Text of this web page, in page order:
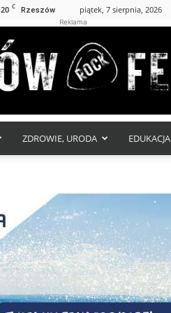
20 C Rzeszów piątek, 7 sierpnia, 2026
Reklama
ZDROWIE, URODA EDUKACJA